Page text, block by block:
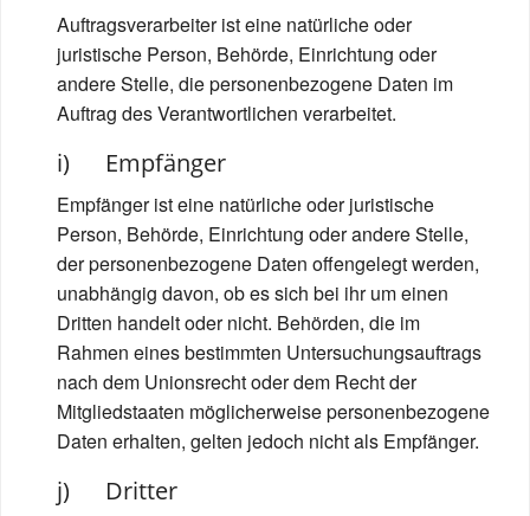
Auftragsverarbeiter ist eine natürliche oder
juristische Person, Behörde, Einrichtung oder
andere Stelle, die personenbezogene Daten im
Auftrag des Verantwortlichen verarbeitet.
i) Empfänger
Empfänger ist eine natürliche oder juristische
Person, Behörde, Einrichtung oder andere Stelle,
der personenbezogene Daten offengelegt werden,
unabhängig davon, ob es sich bei ihr um einen
Dritten handelt oder nicht. Behörden, die im
Rahmen eines bestimmten Untersuchungsauftrags
nach dem Unionsrecht oder dem Recht der
Mitgliedstaaten möglicherweise personenbezogene
Daten erhalten, gelten jedoch nicht als Empfänger.
j) Dritter